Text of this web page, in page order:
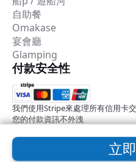
立
自助餐
Omakase
宴會廳
Glamping
付款安全性
我們使用Stripe來處理所有信用卡
您的付款資訊不外洩
2026 © Common Room預約平台